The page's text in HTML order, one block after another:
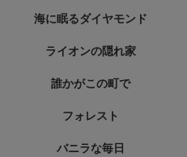
海に眠るダイヤモンド
ライオンの隠れ家
誰かがこの町で
フォレスト
バニラな毎日